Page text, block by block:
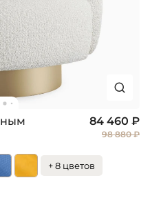
84 460 ₽
98 880 ₽
+ 8 цветов